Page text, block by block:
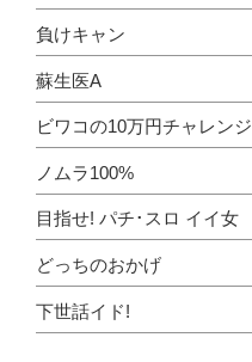
負けキャン
蘇生医A
ビワコの10万円チャレンジ
ノムラ100%
目指せ! パチ･スロ イイ女
どっちのおかげ
下世話イド!